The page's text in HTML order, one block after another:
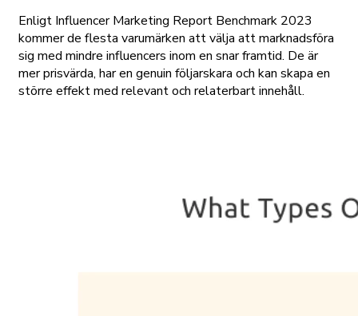
Enligt Influencer Marketing Report Benchmark 2023
kommer de flesta varumärken att välja att marknadsföra
sig med mindre influencers inom en snar framtid. De är
mer prisvärda, har en genuin följarskara och kan skapa en
större effekt med relevant och relaterbart innehåll.